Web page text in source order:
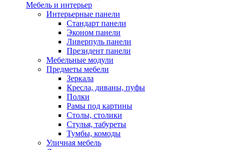
Мебель и интерьер
Интерьерные панели
Стандарт панели
Эконом панели
Ливерпуль панели
Президент панели
Мебельные модули
Предметы мебели
Зеркала
Кресла, диваны, пуфы
Полки
Рамы под картины
Столы, столики
Стулья, табуреты
Тумбы, комоды
Уличная мебель